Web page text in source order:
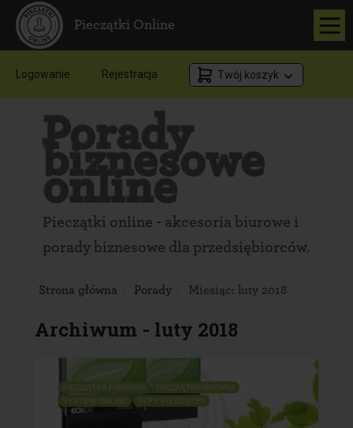
Pieczątki Online
Logowanie Rejestracja Twój koszyk
Porady
biznesowe
online
Pieczątki online - akcesoria biurowe i
porady biznesowe dla przedsiębiorców.
Strona główna Porady Miesiąc: luty 2018
Archiwum - luty 2018
PIECZĄTKA FIRMOWA
PIECZĄTKA IMIENNA
SYSTEM ONLINE
TYPY PIECZĄTEK